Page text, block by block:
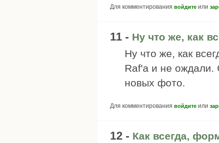
Для комментирования войдите или
11 - Ну что же, как
Ну что же, как
Raf'а и не ождали.
новых фото.
Для комментирования войдите или
12 - Как всегда,